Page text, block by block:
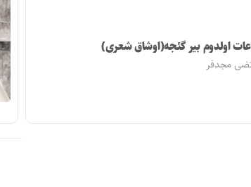
اولدوم بیر گئجه(اوشاق شعری)
مجدفر